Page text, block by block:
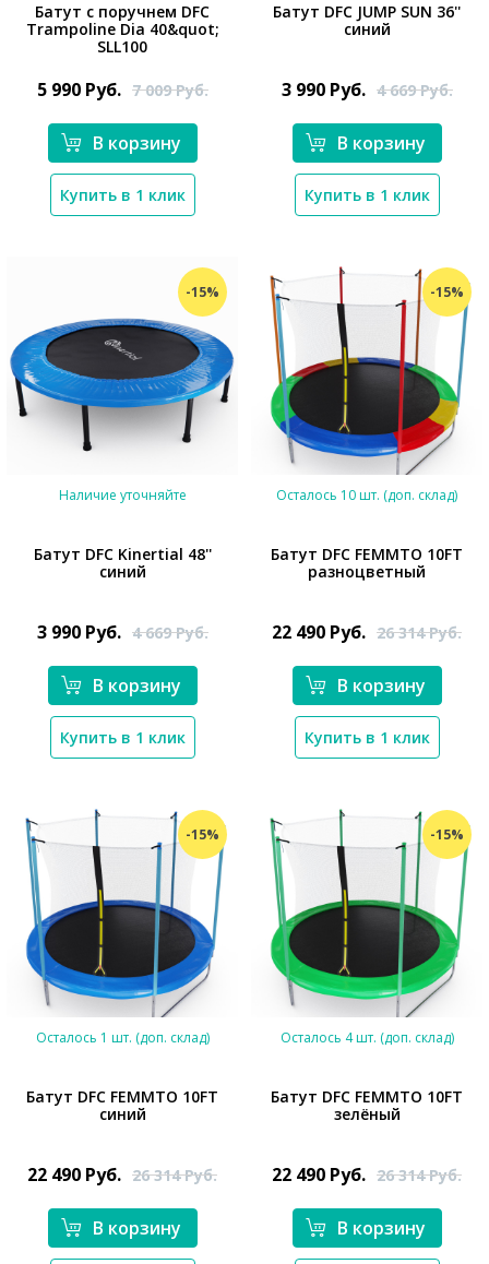
*}
Батут с поручнем DFC
Trampoline Dia 40&quot;
SLL100
5 990 Руб. 7 009Руб.
В корзину
Купить в 1 клик
Батут DFC JUMP SUN 36''
синий
3 990 Руб. 4 669Руб.
В корзину
Купить в 1 клик
-15%
Наличие уточняйте
Батут DFC Kinertial 48''
синий
3 990 Руб. 4 669Руб.
В корзину
Купить в 1 клик
-15%
Осталось 10 шт. (доп. склад)
Батут DFC FEMMTO 10FT
разноцветный
22 490 Руб. 26 314Руб.
В корзину
Купить в 1 клик
-15%
Осталось 1 шт. (доп. склад)
Батут DFC FEMMTO 10FT
синий
22 490 Руб. 26 314Руб.
В корзину
-15%
Осталось 4 шт. (доп. склад)
Батут DFC FEMMTO 10FT
зелёный
22 490 Руб. 26 314Руб.
В корзину